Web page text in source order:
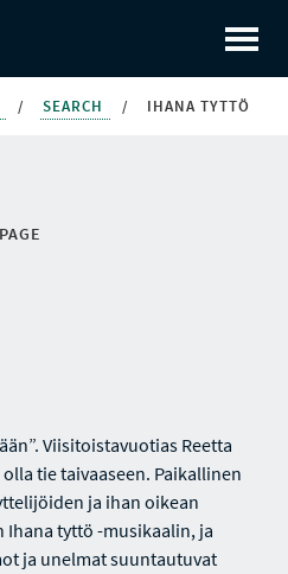
/ SEARCH / IHANA TYTTÖ
Viisitoistavuotias Reetta
tie taivaaseen. Paikallinen
ja ihan oikean
tyttö -musikaalin, ja
ja unelmat suuntautuvat